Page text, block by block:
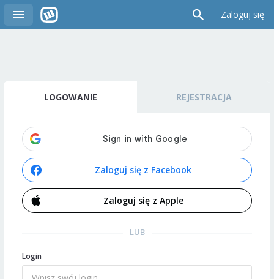
Zaloguj się
LOGOWANIE REJESTRACJA
Zaloguj się z Facebook
Zaloguj się z Apple
LUB
Login